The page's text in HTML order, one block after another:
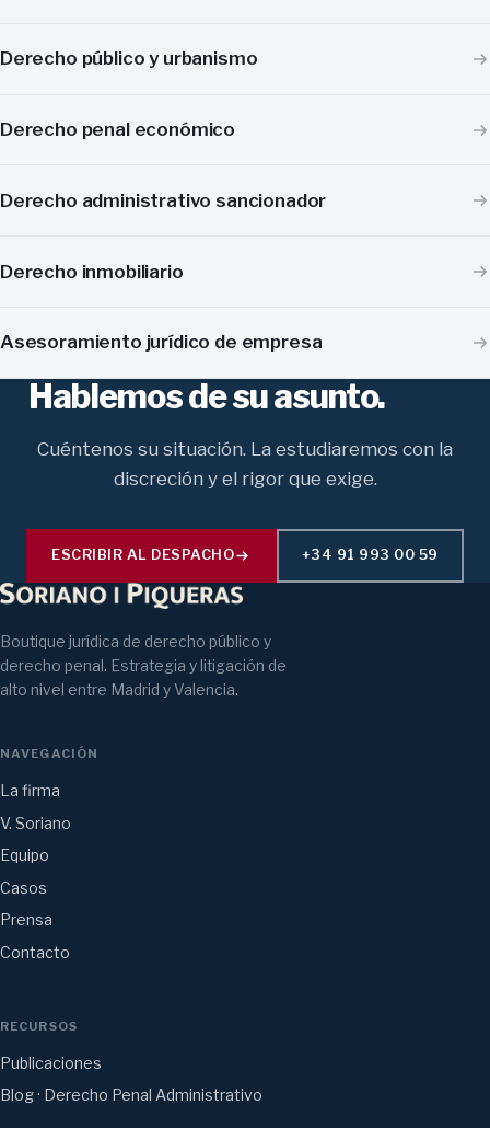
Derecho público y urbanismo
Derecho penal económico
Derecho administrativo sancionador
Derecho inmobiliario
Asesoramiento jurídico de empresa
Hablemos de su asunto.
Cuéntenos su situación. La estudiaremos con la
discreción y el rigor que exige.
ESCRIBIR AL DESPACHO +34 91 993 00 59
Boutique jurídica de derecho público y
derecho penal. Estrategia y litigación de
alto nivel entre Madrid y Valencia.
NAVEGACIÓN
La firma
V. Soriano
Equipo
Casos
Prensa
Contacto
RECURSOS
Publicaciones
Blog · Derecho Penal Administrativo